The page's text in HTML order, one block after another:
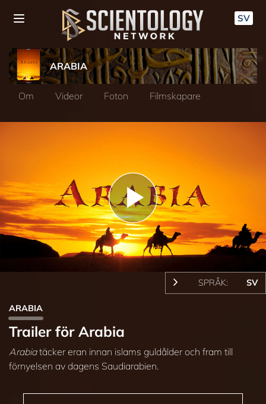
SV
ARABIA
Om Videor Foton Filmskapare
Play
Video
SPRÅK: SV
ARABIA
Trailer för Arabia
Arabiatäcker eran innan islams guldålder och fram till
förnyelsen av dagens Saudiarabien.